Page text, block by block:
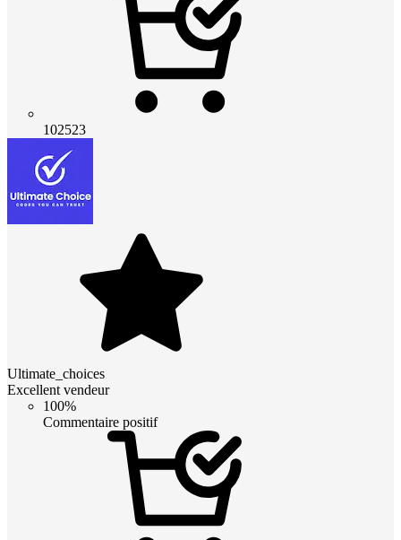
102523
Ultimate_choices
Excellent vendeur
100%
Commentaire positif